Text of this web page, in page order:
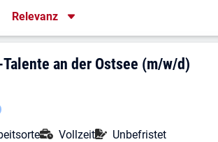
Sortierung
Relevanz
Talente an der
an der Ostsee (m/w/d)
Anstellungsart:
Vollzeit Befristung:
Unbefristet